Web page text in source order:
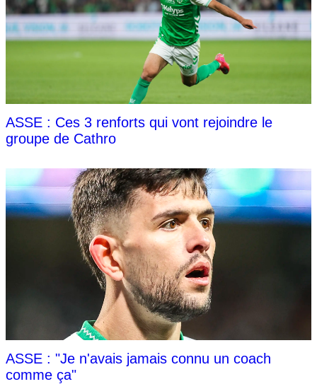
ASSE : Ces 3 renforts qui vont rejoindre le
groupe de Cathro
ASSE : "Je n'avais jamais connu un coach
comme ça"